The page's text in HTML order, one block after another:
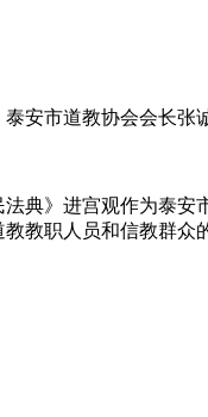
安市道教协会会长张
典》进宫观作为泰安
教职人员和信教群众